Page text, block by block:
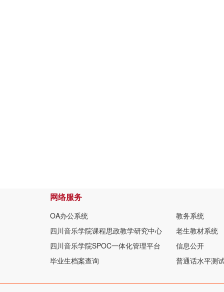
网络服务
OA办公系统
教务系统
四川音乐学院课程思政教学研究中心
老生教材系统
四川音乐学院SPOC一体化管理平台
信息公开
毕业生档案查询
普通话水平测